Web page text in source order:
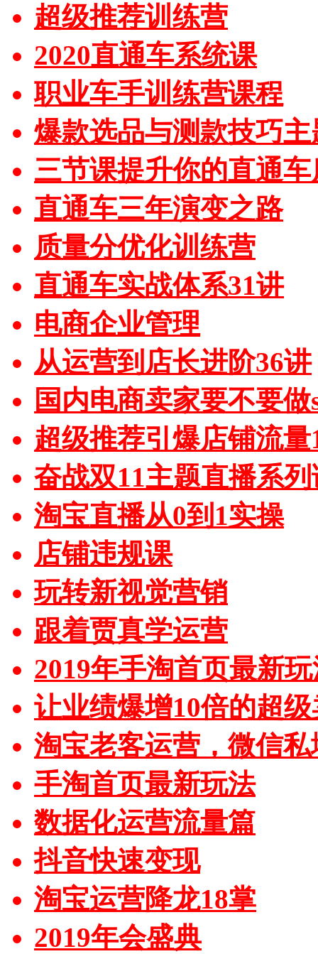
超级推荐训练营
2020直通车系统课
职业车手训练营课程
爆款选品与测款技巧主
三节课提升你的直通
直通车三年演变之路
质量分优化训练营
直通车实战体系31讲
电商企业管理
从运营到店长进阶36讲
国内电商卖家要不要做
超级推荐引爆店铺流量
奋战双11主题直播系列
淘宝直播从0到1实操
店铺违规课
玩转新视觉营销
跟着贾真学运营
2019年手淘首页最新
让业绩爆增10倍的超
淘宝老客运营，微信私
手淘首页最新玩法
数据化运营流量篇
抖音快速变现
淘宝运营降龙18掌
2019年会盛典